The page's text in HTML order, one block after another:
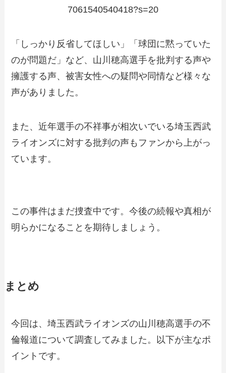
7061540540418?s=20
「しっかり反省してほしい」「球団に黙っていた
のが問題だ」など、山川穂高選手を批判する声や
擁護する声、被害女性への疑問や同情など様々な
声がありました。
また、近年選手の不祥事が相次いでいる埼玉西武
ライオンズに対する批判の声もファンから上がっ
ています。
この事件はまだ捜査中です。今後の続報や真相が
明らかになることを期待しましょう。
まとめ
今回は、埼玉西武ライオンズの山川穂高選手の不
倫報道について調査してみました。以下が主なポ
イントです。